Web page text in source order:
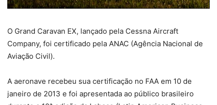
O Grand Caravan EX, lançado pela Cessna Aircraft
Company, foi certificado pela ANAC (Agência Nacional de
Aviação Civil).
A aeronave recebeu sua certificação no FAA em 10 de
janeiro de 2013 e foi apresentada ao público brasileiro